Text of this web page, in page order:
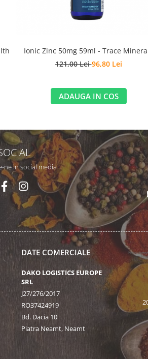
Ionic Zinc 50mg 59ml - Trace
121,00 Lei96,80 Lei
ADAUGA IN COS
ne in social media
DATE COMERCIALE
DAKO LOGISTICS EUROPE
SRL
J27/276/2017
RO37424919
Bd. Dacia 10
Piatra Neamt, Neamt